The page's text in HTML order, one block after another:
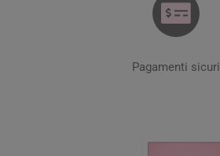
Pagamenti sicuri